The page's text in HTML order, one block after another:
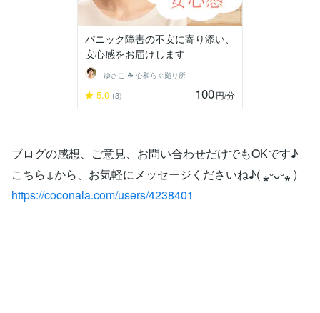
パニック障害の不安に寄り添い、
安心感をお届けします
ゆさこ ☘ 心和らぐ拠り所
5.0 (3) 100円/分
ブログの感想、ご意見、お問い合わせだけでもOKです♪
こちら↓から、お気軽にメッセージくださいね♪( ⁎ᵕᴗᵕ⁎ )
https://coconala.com/users/4238401